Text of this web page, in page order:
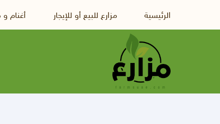
الرئيسية مزارع للبيع أو للإيجار أغنام